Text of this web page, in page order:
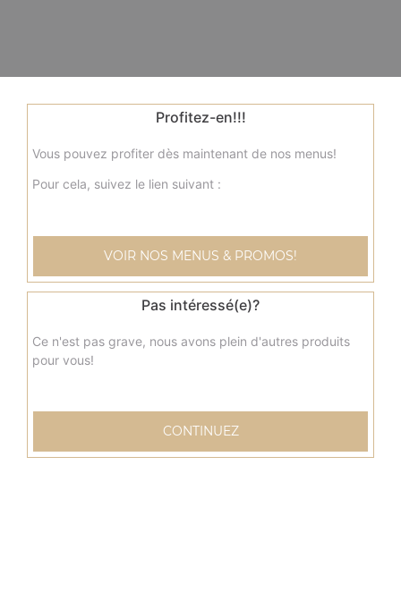
Profitez-en!!!
Vous pouvez profiter dès maintenant de nos menus!
Pour cela, suivez le lien suivant :
VOIR NOS MENUS & PROMOS!
Pas intéressé(e)?
Ce n'est pas grave, nous avons plein d'autres produits
pour vous!
CONTINUEZ